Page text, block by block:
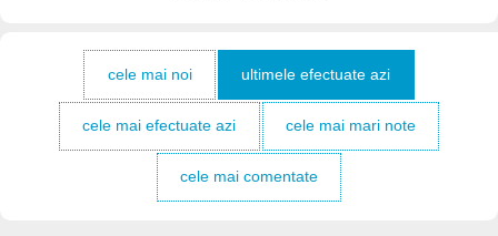
cele mai noi ultimele efectuate azi
cele mai efectuate azi cele mai mari note
cele mai comentate